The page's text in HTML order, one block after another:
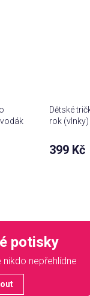
Dětské
rok (vlnky)
399 Kč
potisky
nikdo nepřehlídne